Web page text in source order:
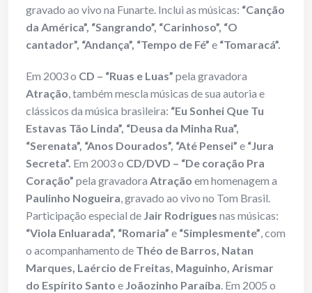
gravado ao vivo na Funarte. Inclui as músicas: “Canção
da América”, “Sangrando”, “Carinhoso”, “O
cantador”, “Andança”, “Tempo de Fé” e “Tomaracá”.
Em 2003 o CD – “Ruas e Luas” pela gravadora
Atração, também mescla músicas de sua autoria e
clássicos da música brasileira: “Eu Sonhei Que Tu
Estavas Tão Linda”, “Deusa da Minha Rua”,
“Serenata”, “Anos Dourados”, “Até Pensei” e “Jura
Secreta”. Em 2003 o CD/DVD – “De coração Pra
Coração” pela gravadora Atração em homenagem a
Paulinho Nogueira, gravado ao vivo no Tom Brasil.
Participação especial de Jair Rodrigues nas músicas:
“Viola Enluarada”, “Romaria” e “Simplesmente”, com
o acompanhamento de Théo de Barros, Natan
Marques, Laércio de Freitas, Maguinho, Arismar
do Espírito Santo e Joãozinho Paraíba. Em 2005 o